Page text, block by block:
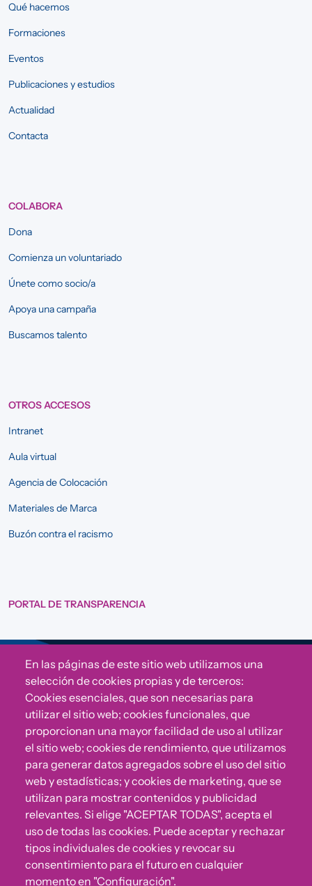
Qué hacemos
Formaciones
Eventos
Publicaciones y estudios
Actualidad
Contacta
COLABORA
Dona
Comienza un voluntariado
Únete como socio/a
Apoya una campaña
Buscamos talento
OTROS ACCESOS
Intranet
Aula virtual
Agencia de Colocación
Materiales de Marca
Buzón contra el racismo
PORTAL DE TRANSPARENCIA
Sigue a Comunidad CONVIVE
¿Algo no va bien?
Puedes reportar incumplimientos del Código Ético u
En las páginas de este sitio web utilizamos una
selección de cookies propias y de terceros:
Cookies esenciales, que son necesarias para
utilizar el sitio web; cookies funcionales, que
proporcionan una mayor facilidad de uso al utilizar
el sitio web; cookies de rendimiento, que utilizamos
para generar datos agregados sobre el uso del sitio
web y estadísticas; y cookies de marketing, que se
utilizan para mostrar contenidos y publicidad
relevantes. Si elige "ACEPTAR TODAS", acepta el
uso de todas las cookies. Puede aceptar y rechazar
tipos individuales de cookies y revocar su
consentimiento para el futuro en cualquier
momento en "Configuración".